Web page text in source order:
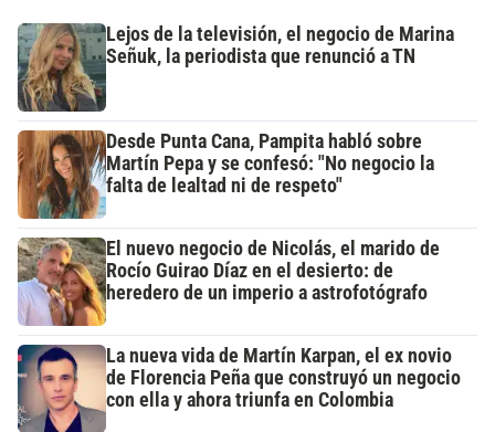
Lejos de la televisión, el negocio de Marina
Señuk, la periodista que renunció a TN
Desde Punta Cana, Pampita habló sobre
Martín Pepa y se confesó: "No negocio la
falta de lealtad ni de respeto"
El nuevo negocio de Nicolás, el marido de
Rocío Guirao Díaz en el desierto: de
heredero de un imperio a astrofotógrafo
La nueva vida de Martín Karpan, el ex novio
de Florencia Peña que construyó un negocio
con ella y ahora triunfa en Colombia